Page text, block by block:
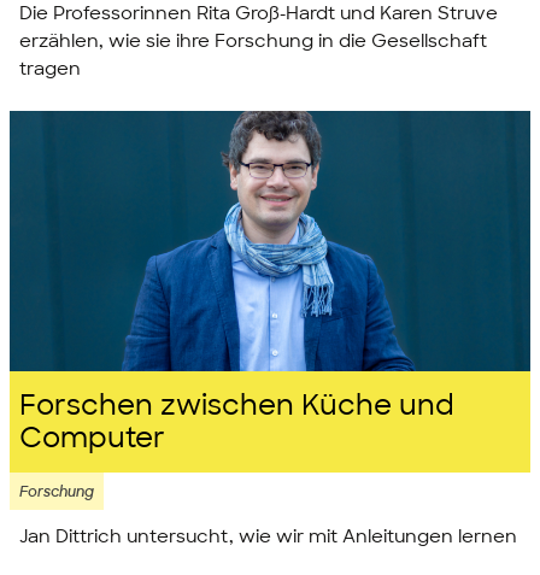
Die Professorinnen Rita Groß-Hardt und Karen Struve
erzählen, wie sie ihre Forschung in die Gesellschaft
tragen
Forschen zwischen Küche und
Computer
Forschung
Jan Dittrich untersucht, wie wir mit Anleitungen lernen